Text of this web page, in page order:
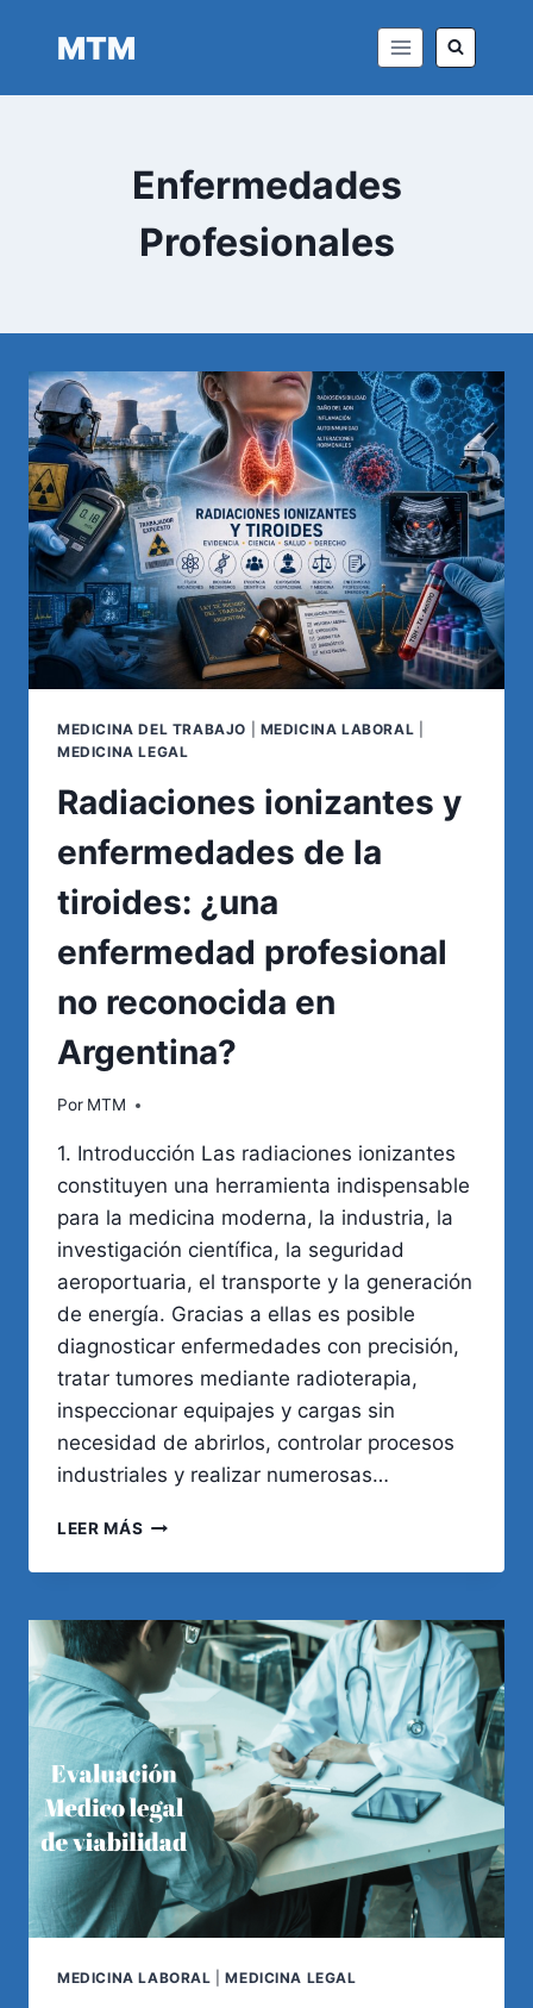
MTM
Enfermedades
Profesionales
MEDICINA DEL TRABAJO MEDICINA LABORAL
MEDICINA LEGAL
Radiaciones ionizantes y
enfermedades de la
tiroides: ¿una
enfermedad profesional
no reconocida en
Argentina?
Por MTM
1. Introducción Las radiaciones ionizantes
constituyen una herramienta indispensable
para la medicina moderna, la industria, la
investigación científica, la seguridad
aeroportuaria, el transporte y la generación
de energía. Gracias a ellas es posible
diagnosticar enfermedades con precisión,
tratar tumores mediante radioterapia,
inspeccionar equipajes y cargas sin
necesidad de abrirlos, controlar procesos
industriales y realizar numerosas…
LEER MÁS RADIACIONES
Y
DE
LA
TIROIDES:
¿UNA
ENFERMEDAD
PROFESIONAL
NO
RECONOCIDA
EN
ARGENTINA?
MEDICINA LABORAL |MEDICINA LEGAL